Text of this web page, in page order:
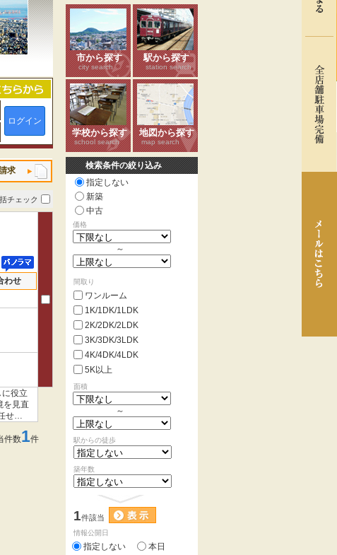
ログイン
求
チェック
わせ
役立
を見直
せく
件数1件
市から探す
city search
駅から探す
station search
学校から探す
school search
地図から探す
map search
検索条件の絞り込み
指定しない
新築
中古
価格
～
間取り
ワンルーム
1K/1DK/1LDK
2K/2DK/2LDK
3K/3DK/3LDK
4K/4DK/4LDK
5K以上
面積
～
駅からの徒歩
築年数
1件該当
情報公開日
指定しない
本日